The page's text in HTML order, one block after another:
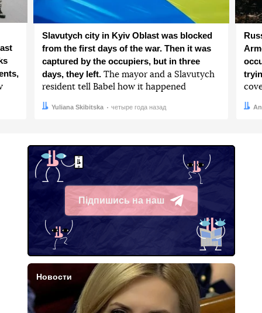
Slavutych city in Kyiv Oblast was blocked
from the first days of the war. Then it was
captured by the occupiers, but in three
days, they left. The mayor and a Slavutych
resident tell Babel how it happened
Автор:
Yuliana Skibitska
Дата: четыре года назад Дата:
Підпишись на наш
Telegram
Новости